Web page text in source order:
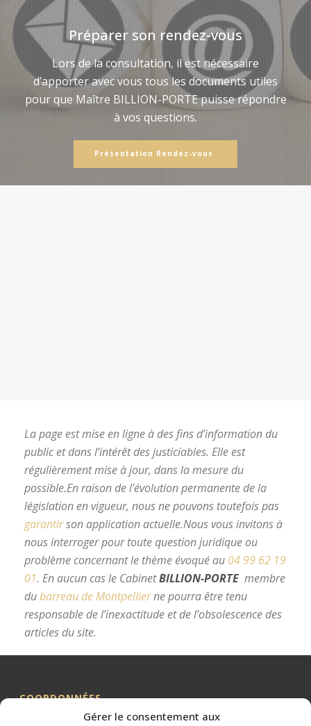
Gérer le consentement aux
Préparer son rendez-vous
Lors de la consultation, il est nécessaire
d’apporter avec vous tous les documents utiles
pour que Maître BILLION-PORTE puisse répondre
à vos questions.
Présentation Rendez-vous
La page est mise en ligne à des fins d’information du
public et dans l’intérêt des justiciables. Elle est
régulièrement mise à jour, dans la mesure du
possible.En raison de l’évolution permanente de la
législation en vigueur, nous ne pouvons toutefois pas
garantirson application actuelle.Nous vous invitons à
nous interroger pour toute question juridique ou
problème concernant le thème évoqué au 04 99 62 19
01. En aucun cas le CabinetBILLION-PORTE membre
dubarreau de Montpellierne pourra être tenu
responsable de l’inexactitude et de l’obsolescence des
articles du site.
COORDONNÉES
Me BILLION-PORTE